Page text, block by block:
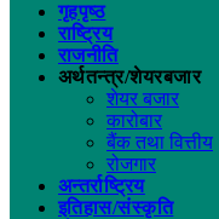
गृहपृष्ठ
राष्ट्रिय
राजनीति
अर्थतन्त्र/शेयरबजार
शेयर बजार
कारोबार
बैंक तथा वित्तीय
रोजगार
अन्तर्राष्ट्रिय
इतिहास/संस्कृति